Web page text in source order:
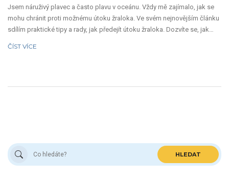
Jsem náruživý plavec a často plavu v oceánu. Vždy mě zajímalo, jak se
mohu chránit proti možnému útoku žraloka. Ve svém nejnovějším článku
sdílím praktické tipy a rady, jak předejít útoku žraloka. Dozvíte se, jak
ČÍST VÍCE
HLEDAT